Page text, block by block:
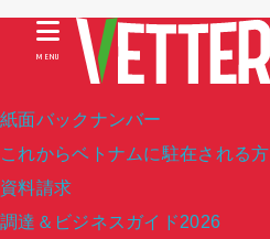
紙面バックナンバー
これからベトナムに駐在される
資料請求
調達＆ビジネスガイド2026
MENU